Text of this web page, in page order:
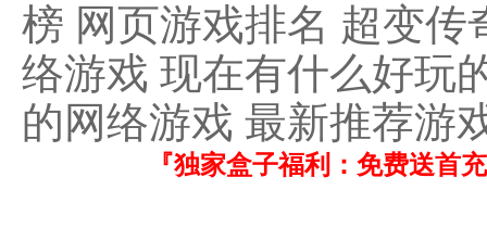
榜 网页游戏排名 超变
络游戏 现在有什么好玩
的网络游戏 最新推荐游
『独家盒子福利：免费送首